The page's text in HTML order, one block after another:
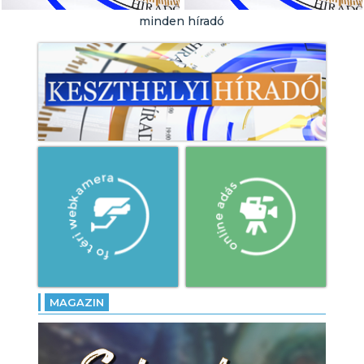
Városi Strandra!
- Örökségünk tábor: töretlen
a népszerűsége a
pásztorélet
hagyományainak!
- Altér Feszt: megkezdődött
a négynapos program
Gyenesdiáson!
minden híradó
MAGAZIN